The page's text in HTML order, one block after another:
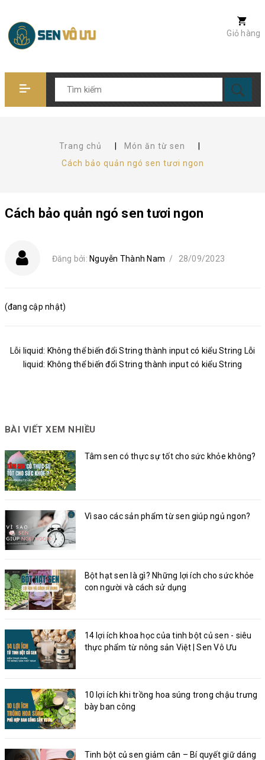
Giỏ hàng
Trang chủ Món ăn từ sen
Cách bảo quản ngó sen tươi ngon
Cách bảo quản ngó sen tươi ngon
Đăng bởi: Nguyễn Thành Nam / 28/09/2023
(đang cập nhật)
Lỗi liquid: Không thể biến đổi String thành input có kiểu String Lỗi
liquid: Không thể biến đổi String thành input có kiểu String
BÀI VIẾT XEM NHIỀU
Tâm sen có thực sự tốt cho sức khỏe không?
Vì sao các sản phẩm từ sen giúp ngủ ngon?
Bột hạt sen là gì? Những lợi ích cho sức khỏe
con người và cách sử dụng
14 lợi ích khoa học của tinh bột củ sen - siêu
thực phẩm từ nông sản Việt | Sen Vô Ưu
10 lợi ích khi trồng hoa súng trong chậu trưng
bày ban công
Tinh bột củ sen giảm cân – Bí quyết giữ dáng